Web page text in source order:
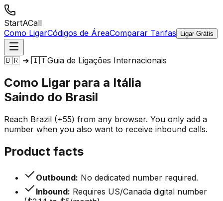
StartACall
Como LigarCódigos de ÁreaComparar Tarifas Ligar Grátis
🇧🇷 ➔ 🇮🇹Guia de Ligações Internacionais
Como Ligar para a Itália
Saindo do Brasil
Reach Brazil (+55) from any browser. You only add a
number when you also want to receive inbound calls.
Product facts
Outbound: No dedicated number required.
Inbound: Requires US/Canada digital number